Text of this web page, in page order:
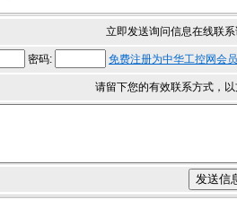
立即发送询问信息在线联系
密码: 免费注册为中华工控网会员
请留下您的有效联系方式，